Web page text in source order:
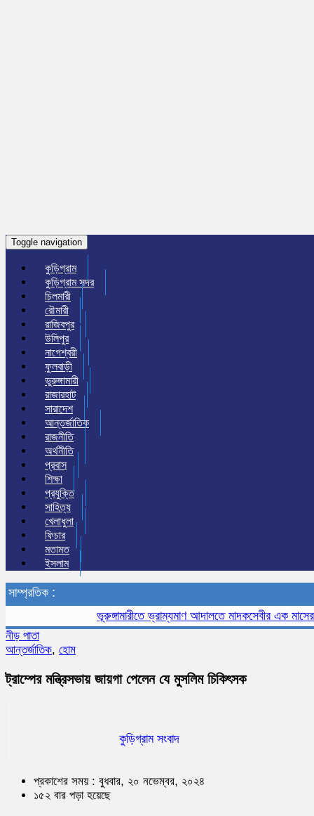
Toggle navigation
কুড়িগ্রাম
কুড়িগ্রাম সদর
চিলমারী
রৌমারী
রাজিবপুর
উলিপুর
নাগেশ্বরী
ফুলবাড়ী
ভুরুঙ্গামারী
রাজারহাট
সারাদেশ
আন্তর্জাতিক
রাজনীতি
অর্থনীতি
প্রবাস
শিক্ষা
প্রযুক্তি
সাহিত্য
খেলাধুলা
ফিচার
মতামত
ইসলাম
সাম্প্রতিক :
ভূরুঙ্গামারীতে ভ্রাম্যমাণ আদালতে মাদকসেবীর এক মাসের
নীড় পাতা
আন্তর্জাতিক, হোম
ট্রাম্পের মন্ত্রিসভায় জায়গা পেলেন যে মুসলিম চিকিৎসক
কুড়িগ্রাম সংবাদ
প্রকাশের সময় : বুধবার, ২০ নভেম্বর, ২০২৪
১৫২ বার পড়া হয়েছে